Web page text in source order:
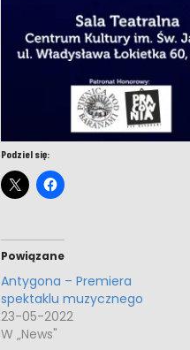
Podziel się:
Powiązane
Antygona – Premiera
spektaklu muzycznego
23-05-2022
W „News"